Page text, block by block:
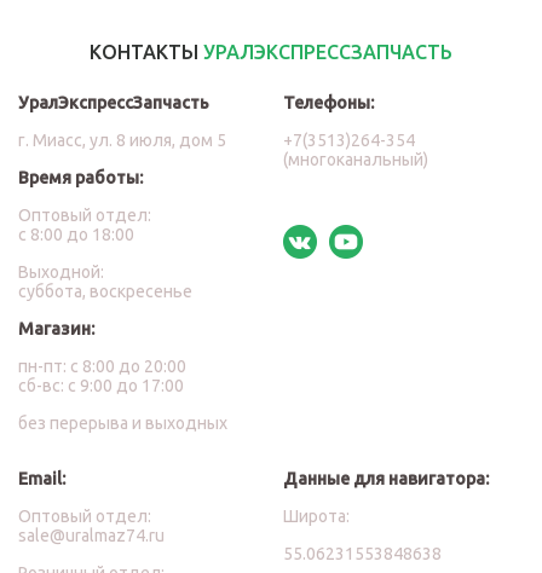
КОНТАКТЫ УРАЛЭКСПРЕССЗАПЧАСТЬ
УралЭкспрессЗапчасть
г. Миасс, ул. 8 июля, дом 5
Время работы:
Оптовый отдел:
с 8:00 до 18:00
Выходной:
суббота, воскресенье
Магазин:
пн-пт: с 8:00 до 20:00
сб-вс: с 9:00 до 17:00
без перерыва и выходных
Телефоны:
+7(3513)264-354
(многоканальный)
Email:
Оптовый отдел:
sale@uralmaz74.ru
Данные для навигатора:
Широта:
55.06231553848638